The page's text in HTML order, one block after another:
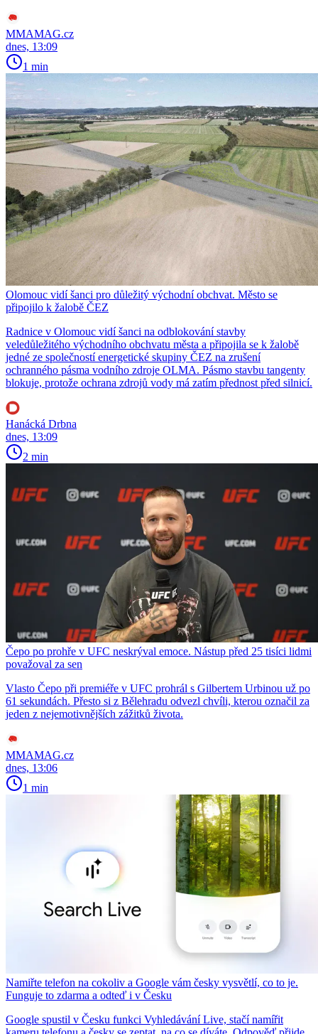
MMAMAG.cz
dnes, 13:09
1 min
Olomouc vidí šanci pro důležitý východní obchvat. Město se
připojilo k žalobě ČEZ
Radnice v Olomouc vidí šanci na odblokování stavby
veledůležitého východního obchvatu města a připojila se k žalobě
jedné ze společností energetické skupiny ČEZ na zrušení
ochranného pásma vodního zdroje OLMA. Pásmo stavbu tangenty
blokuje, protože ochrana zdrojů vody má zatím přednost před silnicí.
Hanácká Drbna
dnes, 13:09
2 min
Čepo po prohře v UFC neskrýval emoce. Nástup před 25 tisíci lidmi
považoval za sen
Vlasto Čepo při premiéře v UFC prohrál s Gilbertem Urbinou už po
61 sekundách. Přesto si z Bělehradu odvezl chvíli, kterou označil za
jeden z nejemotivnějších zážitků života.
MMAMAG.cz
dnes, 13:06
1 min
Namiřte telefon na cokoliv a Google vám česky vysvětlí, co to je.
Funguje to zdarma a odteď i v Česku
Google spustil v Česku funkci Vyhledávání Live, stačí namířit